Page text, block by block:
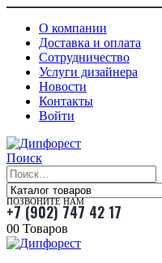
О компании
Доставка и оплата
Сотрудничество
Услуги дизайнера
Новости
Контакты
Войти
Поиск
ПОЗВОНИТЕ НАМ
+7 (902) 747 42 17
00 Товаров